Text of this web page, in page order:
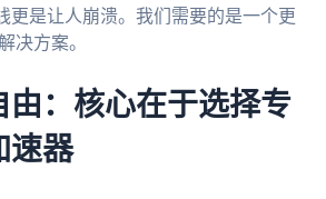
更是让人崩溃。我们需要的是一个更
决方案。
由：核心在于选择专
速器